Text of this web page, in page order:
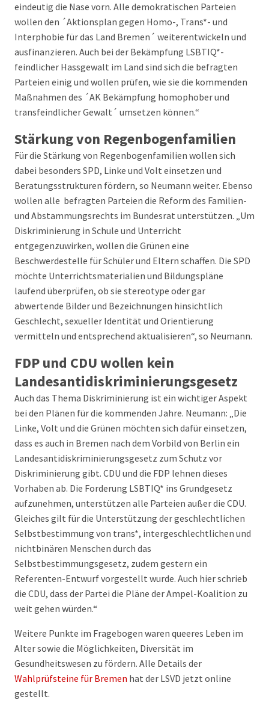
eindeutig die Nase vorn. Alle demokratischen Parteien
wollen den ´Aktionsplan gegen Homo-, Trans*- und
Interphobie für das Land Bremen´ weiterentwickeln und
ausfinanzieren. Auch bei der Bekämpfung LSBTIQ*-
feindlicher Hassgewalt im Land sind sich die befragten
Parteien einig und wollen prüfen, wie sie die kommenden
Maßnahmen des ´AK Bekämpfung homophober und
transfeindlicher Gewalt´ umsetzen können.“
Stärkung von Regenbogenfamilien
Für die Stärkung von Regenbogenfamilien wollen sich
dabei besonders SPD, Linke und Volt einsetzen und
Beratungsstrukturen fördern, so Neumann weiter. Ebenso
wollen alle befragten Parteien die Reform des Familien-
und Abstammungsrechts im Bundesrat unterstützen. „Um
Diskriminierung in Schule und Unterricht
entgegenzuwirken, wollen die Grünen eine
Beschwerdestelle für Schüler und Eltern schaffen. Die SPD
möchte Unterrichtsmaterialien und Bildungspläne
laufend überprüfen, ob sie stereotype oder gar
abwertende Bilder und Bezeichnungen hinsichtlich
Geschlecht, sexueller Identität und Orientierung
vermitteln und entsprechend aktualisieren“, so Neumann.
FDP und CDU wollen kein
Landesantidiskriminierungsgesetz
Auch das Thema Diskriminierung ist ein wichtiger Aspekt
bei den Plänen für die kommenden Jahre. Neumann: „Die
Linke, Volt und die Grünen möchten sich dafür einsetzen,
dass es auch in Bremen nach dem Vorbild von Berlin ein
Landesantidiskriminierungsgesetz zum Schutz vor
Diskriminierung gibt. CDU und die FDP lehnen dieses
Vorhaben ab. Die Forderung LSBTIQ* ins Grundgesetz
aufzunehmen, unterstützen alle Parteien außer die CDU.
Gleiches gilt für die Unterstützung der geschlechtlichen
Selbstbestimmung von trans*, intergeschlechtlichen und
nichtbinären Menschen durch das
Selbstbestimmungsgesetz, zudem gestern ein
Referenten-Entwurf vorgestellt wurde. Auch hier schrieb
die CDU, dass der Partei die Pläne der Ampel-Koalition zu
weit gehen würden.“
Weitere Punkte im Fragebogen waren queeres Leben im
Alter sowie die Möglichkeiten, Diversität im
Gesundheitswesen zu fördern. Alle Details der
Wahlprüfsteine für Bremen hat der LSVD jetzt online
gestellt.